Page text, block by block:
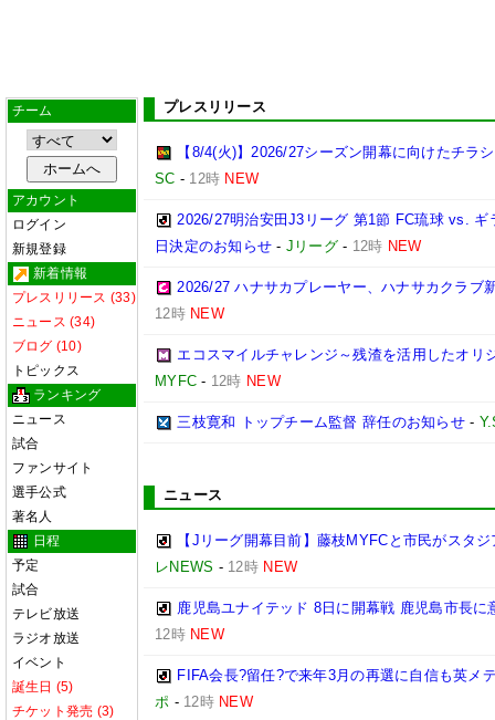
チーム
アカウント
ログイン
新規登録
新着情報
プレスリリース (33)
ニュース (34)
ブログ (10)
トピックス
ランキング
ニュース
試合
ファンサイト
選手公式
著名人
日程
予定
試合
テレビ放送
ラジオ放送
イベント
誕生日 (5)
チケット発売 (3)
プレスリリース
【8/4(火)】2026/27シーズン開幕に向けたチラ
SC - 12時 NEW
2026/27明治安田J3リーグ 第1節 FC琉球 vs.
日決定のお知らせ - Jリーグ - 12時 NEW
2026/27 ハナサカプレーヤー、ハナサカクラブ
12時 NEW
エコスマイルチャレンジ～残渣を活用したオリ
MYFC - 12時 NEW
三枝寛和 トップチーム監督 辞任のお知らせ-
ニュース
【Jリーグ開幕目前】藤枝MYFCと市民がスタ
レNEWS - 12時 NEW
鹿児島ユナイテッド 8日に開幕戦 鹿児島市長に
12時 NEW
FIFA会長?留任?で来年3月の再選に自信も英メ
ポ - 12時 NEW